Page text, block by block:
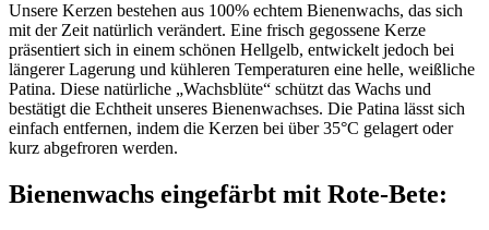
Unsere Kerzen bestehen aus 100% echtem Bienenwachs, das sich
mit der Zeit natürlich verändert. Eine frisch gegossene Kerze
präsentiert sich in einem schönen Hellgelb, entwickelt jedoch bei
längerer Lagerung und kühleren Temperaturen eine helle, weißliche
Patina. Diese natürliche „Wachsblüte“ schützt das Wachs und
bestätigt die Echtheit unseres Bienenwachses. Die Patina lässt sich
einfach entfernen, indem die Kerzen bei über 35°C gelagert oder
kurz abgefroren werden.
Bienenwachs eingefärbt mit Rote-Bete: